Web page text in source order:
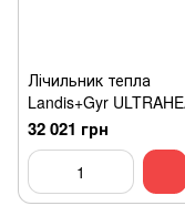
Лічильник тепла
Landis+Gyr
T550/UH50 DN65
промисловий
32 021 грн